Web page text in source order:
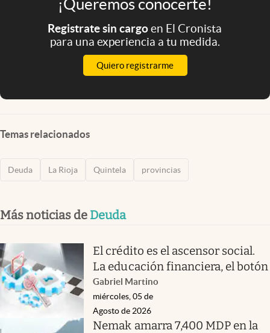
¡Queremos conocerte!
Registrate sin cargoen El Cronista
para una experiencia a tu medida.
Quiero registrarme
Temas relacionados
Deuda La Rioja Quintela provincias
Más noticias de Deuda
El crédito es el ascensor social.
La educación financiera, el botón
Gabriel Martino
miércoles, 05 de
Agosto de 2026
Nemak amarra 7,400 MDP en la